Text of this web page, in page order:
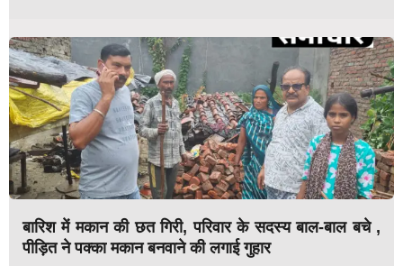
बारिश में मकान की छत गिरी, परिवार के सदस्य बाल-बाल बचे ,
पीड़ित ने पक्का मकान बनवाने की लगाई गुहार